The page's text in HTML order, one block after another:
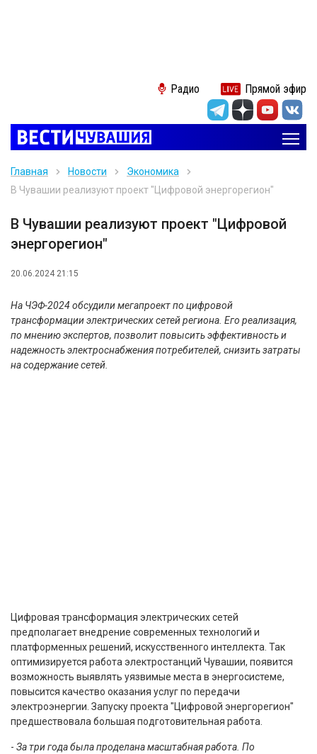
Радио Прямой эфир
Главная Новости
Экономика
В Чувашии реализуют проект "Цифровой энергорегион"
В Чувашии реализуют проект "Цифровой
энергорегион"
20.06.2024 21:15
На ЧЭФ-2024 обсудили мегапроект по цифровой
трансформации электрических сетей региона. Его реализация,
по мнению экспертов, позволит повысить эффективность и
надежность электроснабжения потребителей, снизить затраты
на содержание сетей.
Цифровая трансформация электрических сетей
предполагает внедрение современных технологий и
платформенных решений, искусственного интеллекта. Так
оптимизируется работа электростанций Чувашии, появится
возможность выявлять уязвимые места в энергосистеме,
повысится качество оказания услуг по передачи
электроэнергии. Запуску проекта "Цифровой энергорегион"
предшествовала большая подготовительная работа.
- За три года была проделана масштабная работа. По